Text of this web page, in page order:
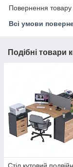
Повернення товару
Всі умови
Подібні товари